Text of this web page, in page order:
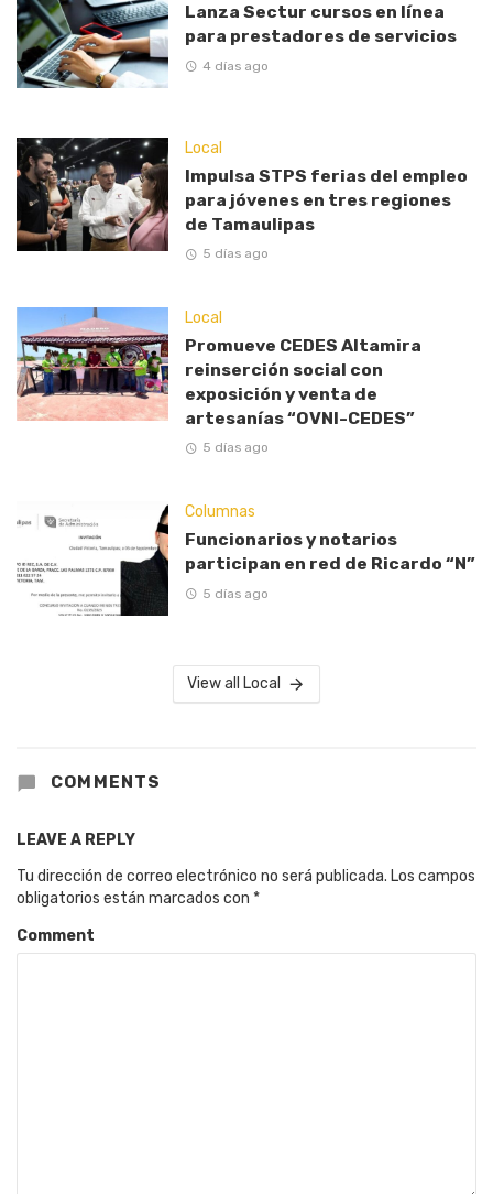
Lanza Sectur cursos en línea
para prestadores de servicios
4 días ago
Local
Impulsa STPS ferias del empleo
para jóvenes en tres regiones
de Tamaulipas
5 días ago
Local
Promueve CEDES Altamira
reinserción social con
exposición y venta de
artesanías “OVNI-CEDES”
5 días ago
Columnas
Funcionarios y notarios
participan en red de Ricardo “N”
5 días ago
View all Local
COMMENTS
LEAVE A REPLY
Tu dirección de correo electrónico no será publicada. Los campos
obligatorios están marcados con *
Comment